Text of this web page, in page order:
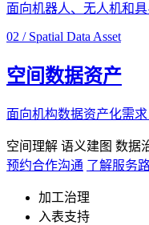
面向机器人、无人机和
02 / Spatial Data Asset
空间数据资产
面向机构数据资产化需
空间理解 语义建图 数据
预约合作沟通 了解服务
加工治理
入表支持